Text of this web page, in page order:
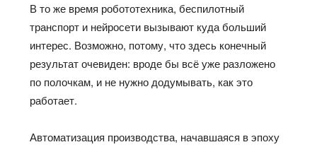
В то же время робототехника, беспилотный
транспорт и нейросети вызывают куда больший
интерес. Возможно, потому, что здесь конечный
результат очевиден: вроде бы всё уже разложено
по полочкам, и не нужно додумывать, как это
работает.
Автоматизация производства, начавшаяся в эпоху